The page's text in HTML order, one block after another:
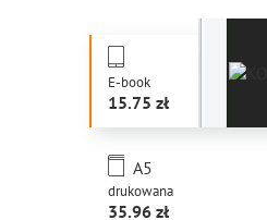
E-book
15.75
drukowana
A5
35.96